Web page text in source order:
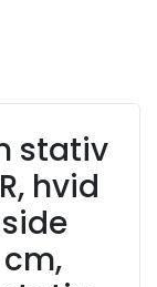
stativ
hvid